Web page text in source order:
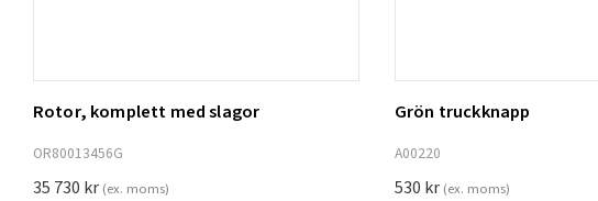
Lägg till i varukorg
Rotor, komplett med slagor
OR80013456G
35 730 kr (ex. moms)
Grön truckknapp
A00220
530 kr (ex. moms)